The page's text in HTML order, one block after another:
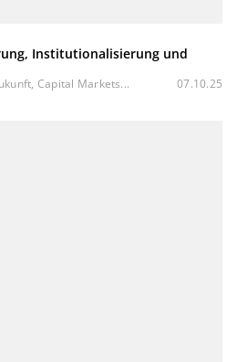
Institutionalisierung und
Capital Markets... 07.10.25